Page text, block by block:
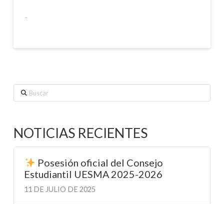
Buscar
NOTICIAS RECIENTES
Posesión oficial del Consejo
Estudiantil UESMA 2025-2026
11 DE JULIO DE 2025